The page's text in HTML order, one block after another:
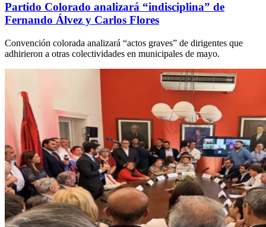
Partido Colorado analizará “indisciplina” de
Fernando Álvez y Carlos Flores
Convención colorada analizará “actos graves” de dirigentes que
adhirieron a otras colectividades en municipales de mayo.